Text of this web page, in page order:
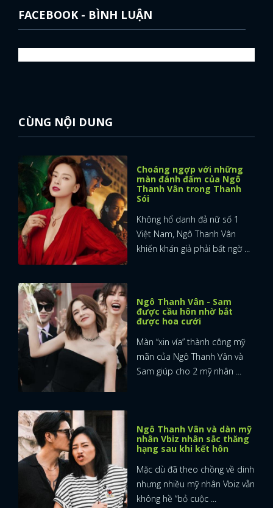
FACEBOOK - BÌNH LUẬN
CÙNG NỘI DUNG
Choáng ngợp với những
màn đánh đấm của Ngô
Thanh Vân trong Thanh
Sói
Không hổ danh đả nữ số 1
Việt Nam, Ngô Thanh Vân
khiến khán giả phải bất ngờ ...
Ngô Thanh Vân - Sam
được cầu hôn nhờ bắt
được hoa cưới
Màn “xin vía” thành công mỹ
mãn của Ngô Thanh Vân và
Sam giúp cho 2 mỹ nhân ...
Ngô Thanh Vân và dàn mỹ
nhân Vbiz nhân sắc thăng
hạng sau khi kết hôn
Mặc dù đã theo chồng về dinh
nhưng nhiều mỹ nhân Vbiz vẫn
không hề “bỏ cuộc ...